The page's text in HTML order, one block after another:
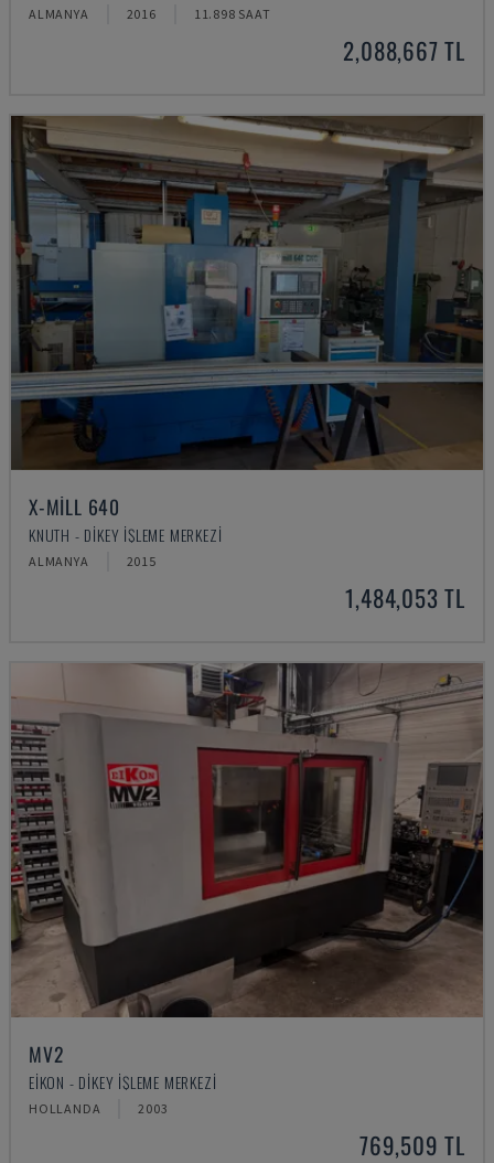
ALMANYA 2016 11.898 SAAT
2,088,667 TL
X-MILL 640
KNUTH - DIKEY İŞLEME MERKEZI
ALMANYA 2015
1,484,053 TL
MV2
EIKON - DIKEY İŞLEME MERKEZI
HOLLANDA 2003
769,509 TL